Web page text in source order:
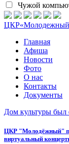
Чужой
ЦКР
Главная
Афиша
Новости
Фото
О нас
Контакты
Документы
Дом культуры был
ЦКР "Молодёжный"
виртуальный